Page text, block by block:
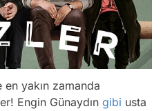
en yakın zamanda
Engin Günaydın gibi usta